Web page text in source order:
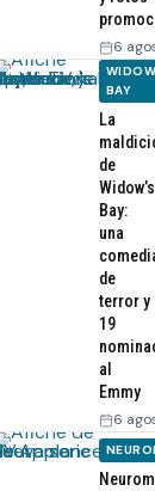
6
BAY
La
de
Widow’s
Bay:
una
de
terror y
19
al
Emmy
6